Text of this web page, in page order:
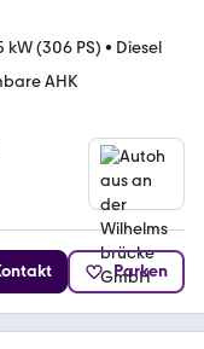
kW (306 PS) • Diesel
AHK
Parken